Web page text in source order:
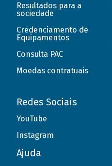
Resultados para a
sociedade
Credenciamento de
Equipamentos
Consulta PAC
Moedas contratuais
Redes Sociais
YouTube
Instagram
Ajuda